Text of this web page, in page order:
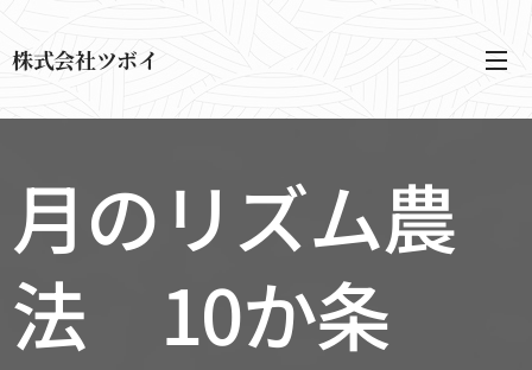
株式会社ツボイ
月のリズム農
法 10か条